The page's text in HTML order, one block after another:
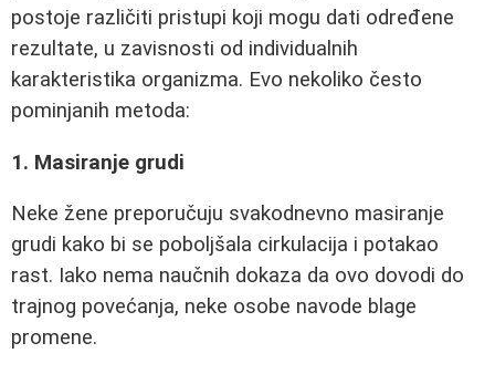
postoje različiti pristupi koji mogu dati određene
rezultate, u zavisnosti od individualnih
karakteristika organizma. Evo nekoliko često
pominjanih metoda:
1. Masiranje grudi
Neke žene preporučuju svakodnevno masiranje
grudi kako bi se poboljšala cirkulacija i potakao
rast. Iako nema naučnih dokaza da ovo dovodi do
trajnog povećanja, neke osobe navode blage
promene.